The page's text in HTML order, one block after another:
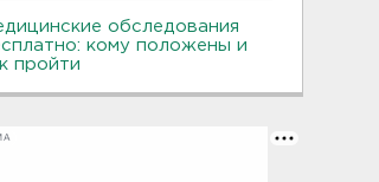
обследования
кому положены и
пройти